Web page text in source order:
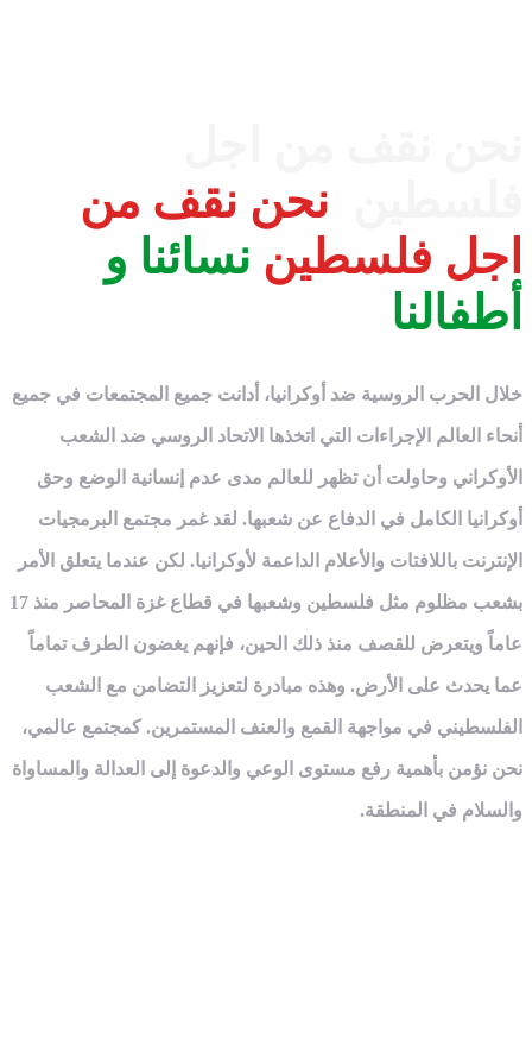
نحن نقف من
اجل فلسطين نسائنا و
أطفالنا
خلال الحرب الروسية ضد أوكرانيا، أدانت جميع المجتمعات في جميع
أنحاء العالم الإجراءات التي اتخذها الاتحاد الروسي ضد الشعب
الأوكراني وحاولت أن تظهر للعالم مدى عدم إنسانية الوضع وحق
أوكرانيا الكامل في الدفاع عن شعبها. لقد غمر مجتمع البرمجيات
الإنترنت باللافتات والأعلام الداعمة لأوكرانيا. لكن عندما يتعلق الأمر
بشعب مظلوم مثل فلسطين وشعبها في قطاع غزة المحاصر منذ 17
عاماً ويتعرض للقصف منذ ذلك الحين، فإنهم يغضون الطرف تماماً
عما يحدث على الأرض. وهذه مبادرة لتعزيز التضامن مع الشعب
الفلسطيني في مواجهة القمع والعنف المستمرين. كمجتمع عالمي،
نحن نؤمن بأهمية رفع مستوى الوعي والدعوة إلى العدالة والمساواة
والسلام في المنطقة.